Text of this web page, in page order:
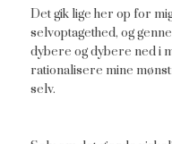
Det gik lige her op for
selvoptagethed, og
dybere og dybere ned i
rationalisere mine
selv.